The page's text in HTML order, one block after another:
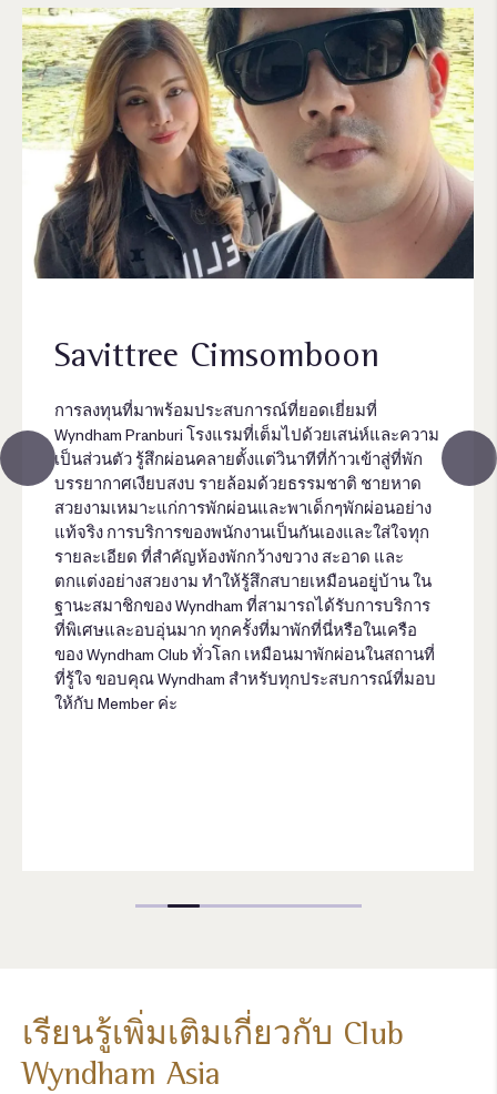
Savittree Cimsomboon
การลงทุนที่มาพร้อมประสบการณ์ที่ยอดเยี่ยมที่
Wyndham Pranburi โรงแรมที่เต็มไปด้วยเสน่ห์และความ
เป็นส่วนตัว รู้สึกผ่อนคลายตั้งแต่วินาทีที่ก้าวเข้าสู่ที่พัก
บรรยากาศเงียบสงบ รายล้อมด้วยธรรมชาติ ชายหาด
สวยงามเหมาะแก่การพักผ่อนและพาเด็กๆพักผ่อนอย่าง
แท้จริง การบริการของพนักงานเป็นกันเองและใส่ใจทุก
รายละเอียด ที่สำคัญห้องพักกว้างขวาง สะอาด และ
ตกแต่งอย่างสวยงาม ทำให้รู้สึกสบายเหมือนอยู่บ้าน ใน
ฐานะสมาชิกของ Wyndham ที่สามารถได้รับการบริการ
ที่พิเศษและอบอุ่นมาก ทุกครั้งที่มาพักที่นี่หรือในเครือ
ของ Wyndham Club ทั่วโลก เหมือนมาพักผ่อนในสถานที่
ที่รู้ใจ ขอบคุณ Wyndham สำหรับทุกประสบการณ์ที่มอบ
ให้กับ Member ค่ะ
เรียนรู้เพิ่มเติมเกี่ยวกับ Club
Wyndham Asia